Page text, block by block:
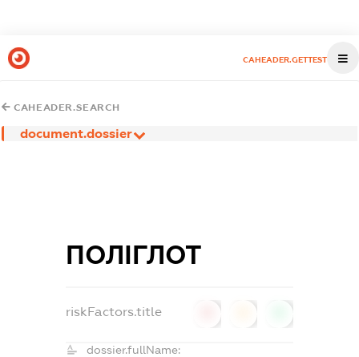
CAHEADER.GETTEST
CAHEADER.SEARCH
document.dossier
ПОЛІГЛОТ
riskFactors.title
dossier.fullName: